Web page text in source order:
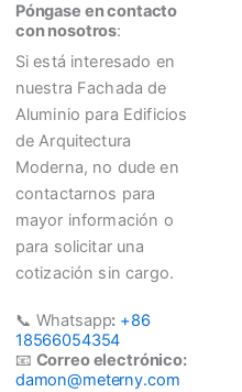
Póngase en contacto
con nosotros:
Si está interesado en
nuestra Fachada de
Aluminio para Edificios
de Arquitectura
Moderna, no dude en
contactarnos para
mayor información o
para solicitar una
cotización sin cargo.
📞 Whatsapp: +86
18566054354
📧 Correo electrónico:
damon@meterny.com